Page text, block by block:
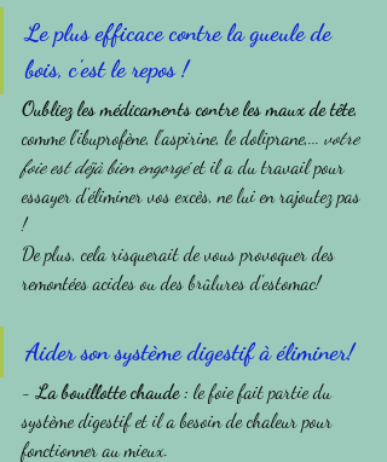
Le plus efficace contre la gueule de
bois, c'est le repos !
Oubliez les médicaments contre les maux de tête,
comme l'ibuprofène, l'aspirine, le doliprane,... votre
foie est déjà bien engorgé et il a du travail pour
essayer d'éliminer vos excès, ne lui en rajoutez pas
!
De plus, cela risquerait de vous provoquer des
remontées acides ou des brûlures d'estomac!
Aider son système digestif à éliminer!
- La bouillotte chaude : le foie fait partie du
système digestif et il a besoin de chaleur pour
fonctionner au mieux.